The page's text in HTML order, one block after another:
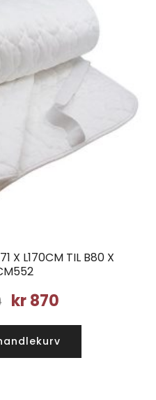
X L170CM TIL B80 X
Opprinnelig
var:
kr1090.
kr870
er:
kr870.